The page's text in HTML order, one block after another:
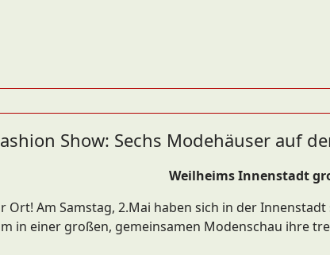
Show: Sechs Modehäuser auf
Weilheims Innenstadt
Ort! Am Samstag, 2.Mai haben sich in der
in einer großen, gemeinsamen Modenschau ihre